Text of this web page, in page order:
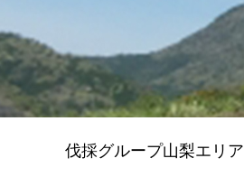
伐採グループ山梨エリア